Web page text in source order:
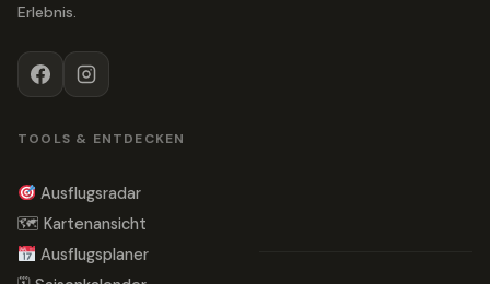
Erlebnis.
TOOLS & ENTDECKEN
Ausflugsradar
🗺 Kartenansicht
Ausflugsplaner